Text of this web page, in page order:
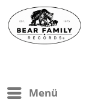
Menü